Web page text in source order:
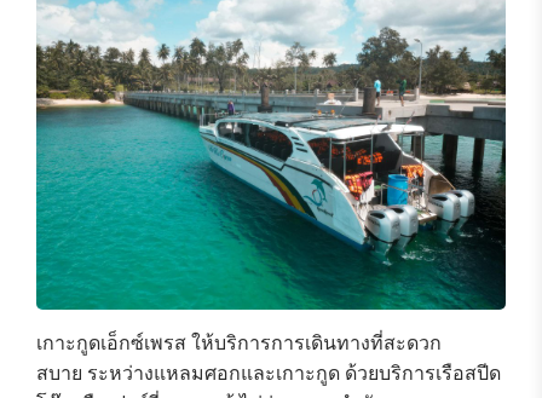
เกาะกูดเอ็กซ์เพรสให้บริการการเดินทางที่สะดวก
สบาย ระหว่างแหลมศอกและเกาะกูด ด้วยบริการเรือสปีด